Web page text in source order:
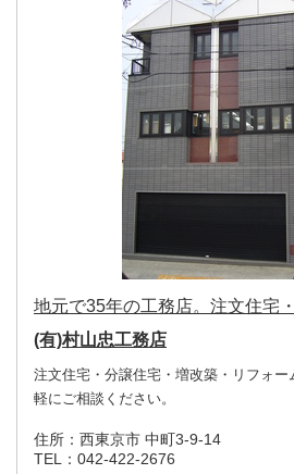
地元で35年の工務店。注文住宅
(有)村山忠工務店
注文住宅・分譲住宅・増改築・リフォ
軽にご相談ください。
住所： 西東京市 中町3-9-14
TEL： 042-422-2676